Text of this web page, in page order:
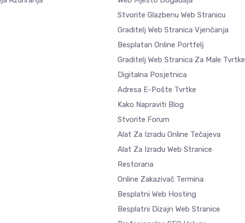
Stvorite Glazbenu Web Stranicu
Graditelj Web Stranica Vjenčanja
Besplatan Online Portfelj
Graditelj Web Stranica Za Male Tvrtke
Digitalna Posjetnica
Adresa E-Pošte Tvrtke
Kako Napraviti Blog
Stvorite Forum
Alat Za Izradu Online Tečajeva
Alat Za Izradu Web Stranice
Restorana
Online Zakazivač Termina
Besplatni Web Hosting
Besplatni Dizajn Web Stranice